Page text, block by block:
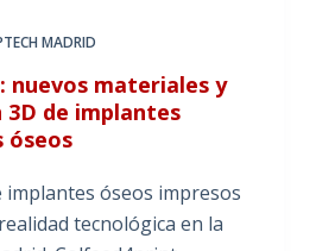
MADRID
nuevos materiales y
de implantes
óseos
implantes óseos impresos
tecnológica en la